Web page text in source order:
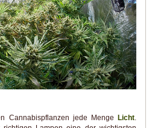
Cannabispflanzen jede Menge Licht